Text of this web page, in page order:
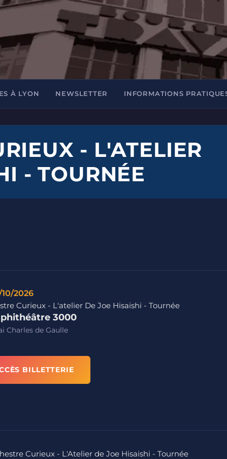
À LYON NEWSLETTER INFORMATIONS
- L'ATELIER
- TOURNÉE
2026
Curieux - L'atelier De Joe Hisaishi - Tournée
3000
Charles de Gaulle
BILLETTERIE
Curieux - L'Atelier de Joe Hisaishi - Tournée